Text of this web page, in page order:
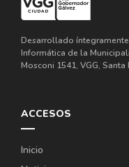
Desarrollado
Informática de la
Mosconi 1541, VGG, Santa
ACCESOS
Inicio